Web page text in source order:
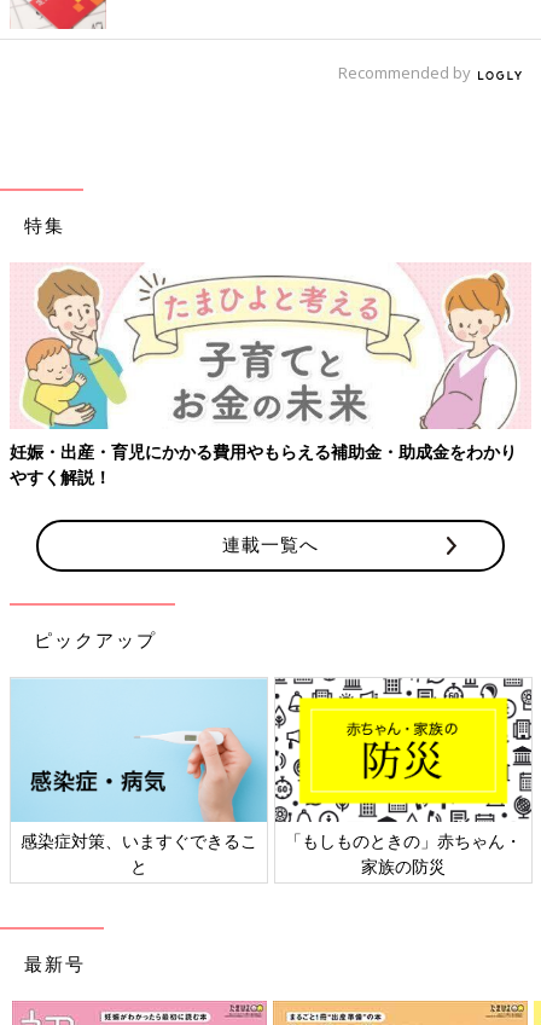
Recommended by
特集
助金・助成金をわかり
【ワクチン接種できるものも】妊婦の感
連載一覧へ
ピックアップ
しものときの」赤ちゃん・
家族の防災
日本外来小児科学会リーフレッ
ト検討会
六
最新号